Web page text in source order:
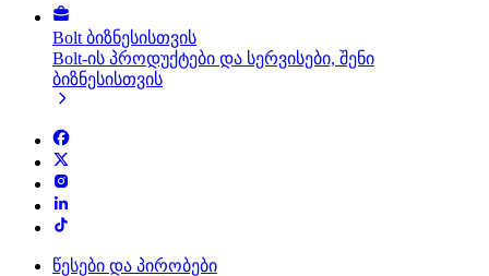
Bolt ბიზნესისთვის
Bolt-ის პროდუქტები და სერვისები, შენი
ბიზნესისთვის
წესები და პირობები